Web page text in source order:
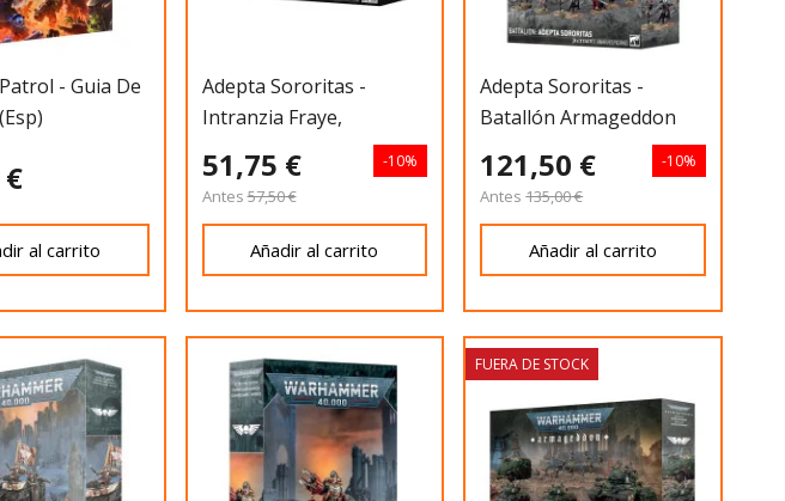
- Guia De
al carrito
Adepta Sororitas -
Intranzia Fraye,
51,75 €
Antes57,50 €
-10%
Añadir al carrito
Adepta Sororitas -
Batallón Armageddon
121,50 €
Antes 135,00 €
-10%
Añadir al carrito
FUERA DE STOCK